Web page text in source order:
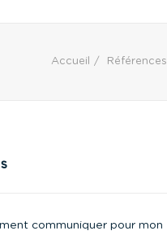
Accueil Références
communiquer pour mon